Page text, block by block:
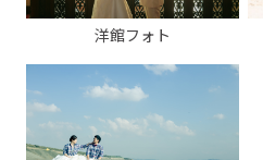
洋館フォト